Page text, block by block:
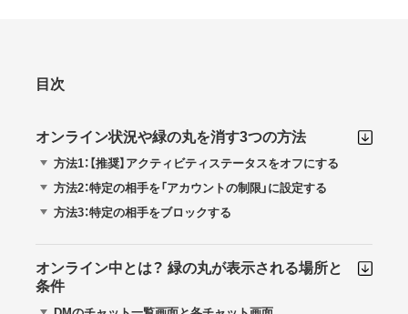
目次
オンライン状況や緑の丸を消す3つの方法
方法1：【推奨】アクティビティステータスをオフにする
方法2：特定の相手を「アカウントの制限」に設定する
方法3：特定の相手をブロックする
オンライン中とは？ 緑の丸が表示される場所と
条件